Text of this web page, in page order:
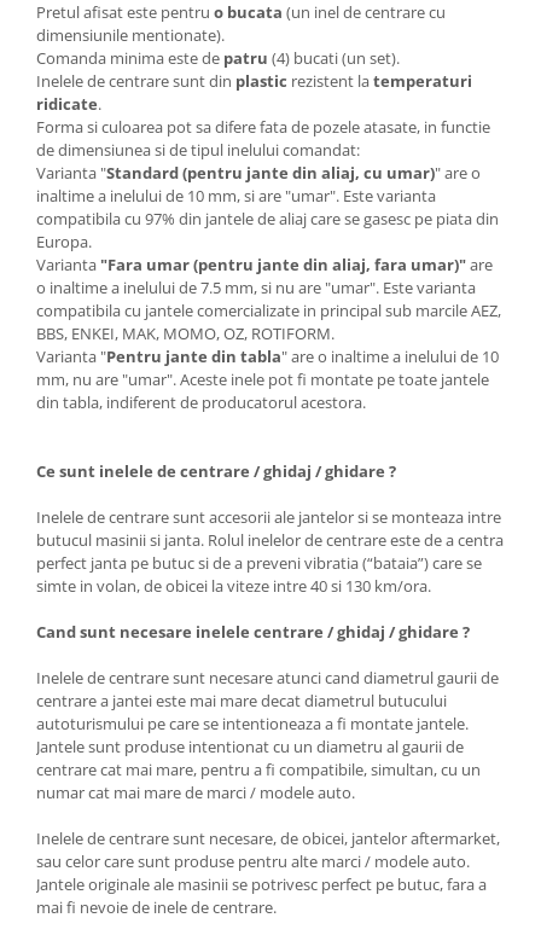
Pretul afisat este pentru o bucata (un inel de centrare cu
dimensiunile mentionate).
Comanda minima este de patru (4) bucati (un set).
Inelele de centrare sunt din plastic rezistent latemperaturi
ridicate.
Forma si culoarea pot sa difere fata de pozele atasate, in functie
de dimensiunea si de tipul inelului comandat:
Varianta "Standard (pentru jante din aliaj, cu umar)" are o
inaltime a inelului de 10 mm, si are "umar". Este varianta
compatibila cu 97% din jantele de aliaj care se gasesc pe piata din
Europa.
Varianta "Fara umar (pentru jante din aliaj, fara umar)"are
o inaltime a inelului de 7.5 mm, si nu are "umar". Este varianta
compatibila cu jantele comercializate in principal sub marcile AEZ,
BBS, ENKEI, MAK, MOMO, OZ, ROTIFORM.
Varianta "Pentru jante din tabla" are o inaltime a inelului de 10
mm, nu are "umar". Aceste inele pot fi montate pe toate jantele
din tabla, indiferent de producatorul acestora.
Ce sunt inelele de centrare / ghidaj / ghidare ?
Inelele de centrare sunt accesorii ale jantelor si se monteaza intre
butucul masinii si janta. Rolul inelelor de centrare este de a centra
perfect janta pe butuc si de a preveni vibratia (“bataia”) care se
simte in volan, de obicei la viteze intre 40 si 130 km/ora.
Cand sunt necesare inelele centrare / ghidaj / ghidare ?
Inelele de centrare sunt necesare atunci cand diametrul gaurii de
centrare a jantei este mai mare decat diametrul butucului
autoturismului pe care se intentioneaza a fi montate jantele.
Jantele sunt produse intentionat cu un diametru al gaurii de
centrare cat mai mare, pentru a fi compatibile, simultan, cu un
numar cat mai mare de marci / modele auto.
Inelele de centrare sunt necesare, de obicei, jantelor aftermarket,
sau celor care sunt produse pentru alte marci / modele auto.
Jantele originale ale masinii se potrivesc perfect pe butuc, fara a
mai fi nevoie de inele de centrare.